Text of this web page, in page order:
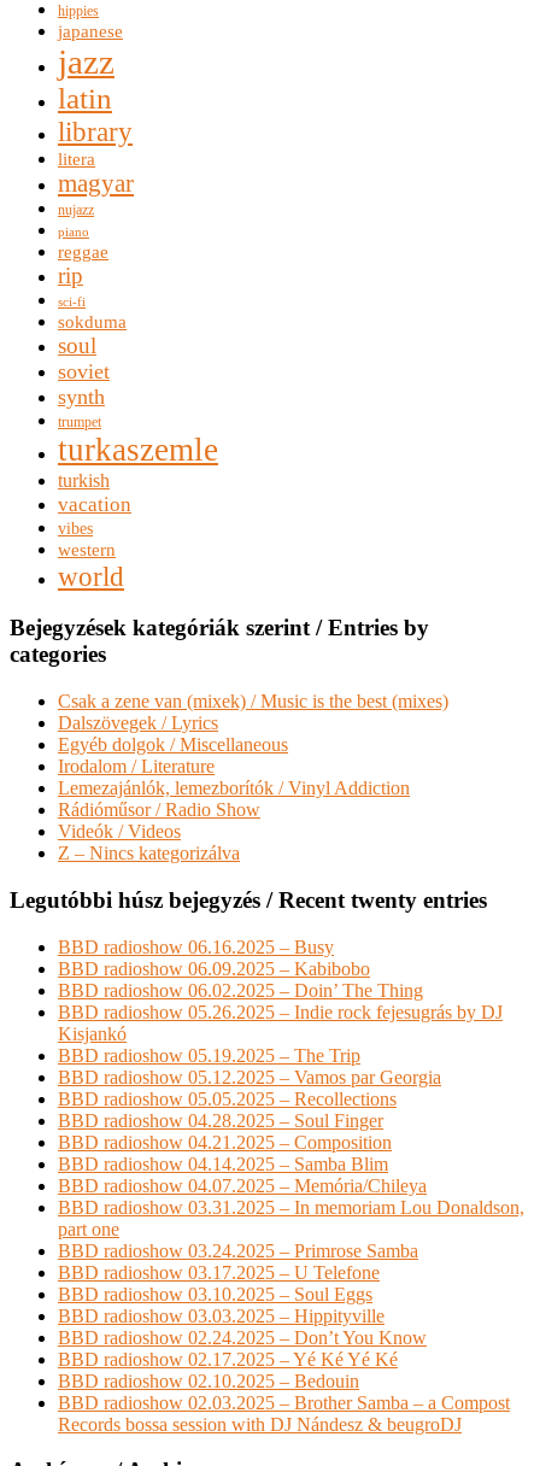
hippies
japanese
jazz
latin
library
litera
magyar
nujazz
piano
reggae
rip
sci-fi
sokduma
soul
soviet
synth
trumpet
turkaszemle
turkish
vacation
vibes
western
world
Bejegyzések kategóriák szerint / Entries by
categories
Csak a zene van (mixek) / Music is the best (mixes)
Dalszövegek / Lyrics
Egyéb dolgok / Miscellaneous
Irodalom / Literature
Lemezajánlók, lemezborítók / Vinyl Addiction
Rádióműsor / Radio Show
Videók / Videos
Z – Nincs kategorizálva
Legutóbbi húsz bejegyzés / Recent twenty entries
BBD radioshow 06.16.2025 – Busy
BBD radioshow 06.09.2025 – Kabibobo
BBD radioshow 06.02.2025 – Doin’ The Thing
BBD radioshow 05.26.2025 – Indie rock fejesugrás by DJ
Kisjankó
BBD radioshow 05.19.2025 – The Trip
BBD radioshow 05.12.2025 – Vamos par Georgia
BBD radioshow 05.05.2025 – Recollections
BBD radioshow 04.28.2025 – Soul Finger
BBD radioshow 04.21.2025 – Composition
BBD radioshow 04.14.2025 – Samba Blim
BBD radioshow 04.07.2025 – Memória/Chileya
BBD radioshow 03.31.2025 – In memoriam Lou Donaldson,
part one
BBD radioshow 03.24.2025 – Primrose Samba
BBD radioshow 03.17.2025 – U Telefone
BBD radioshow 03.10.2025 – Soul Eggs
BBD radioshow 03.03.2025 – Hippityville
BBD radioshow 02.24.2025 – Don’t You Know
BBD radioshow 02.17.2025 – Yé Ké Yé Ké
BBD radioshow 02.10.2025 – Bedouin
BBD radioshow 02.03.2025 – Brother Samba – a Compost
Records bossa session with DJ Nándesz & beugroDJ